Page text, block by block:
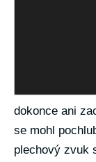
dokonce ani
se mohl
plechový zvuk